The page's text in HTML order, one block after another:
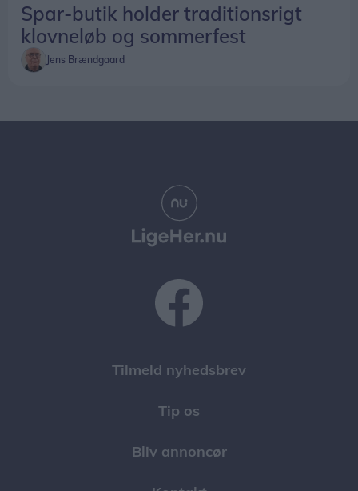
Spar-butik holder traditionsrigt
klovneløb og sommerfest
Jens Brændgaard
Tilmeld nyhedsbrev
Tip os
Bliv annoncør